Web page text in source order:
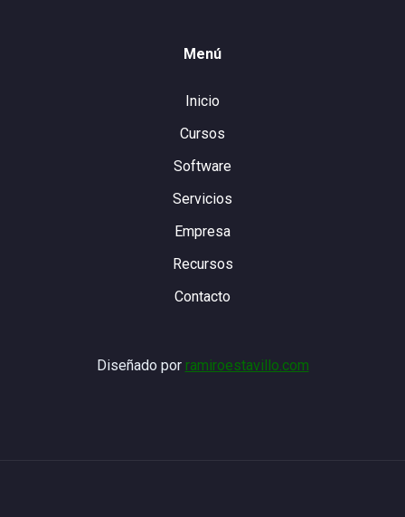
Menú
Inicio
Cursos
Software
Servicios
Empresa
Recursos
Contacto
Diseñado por ramiroestavillo.com